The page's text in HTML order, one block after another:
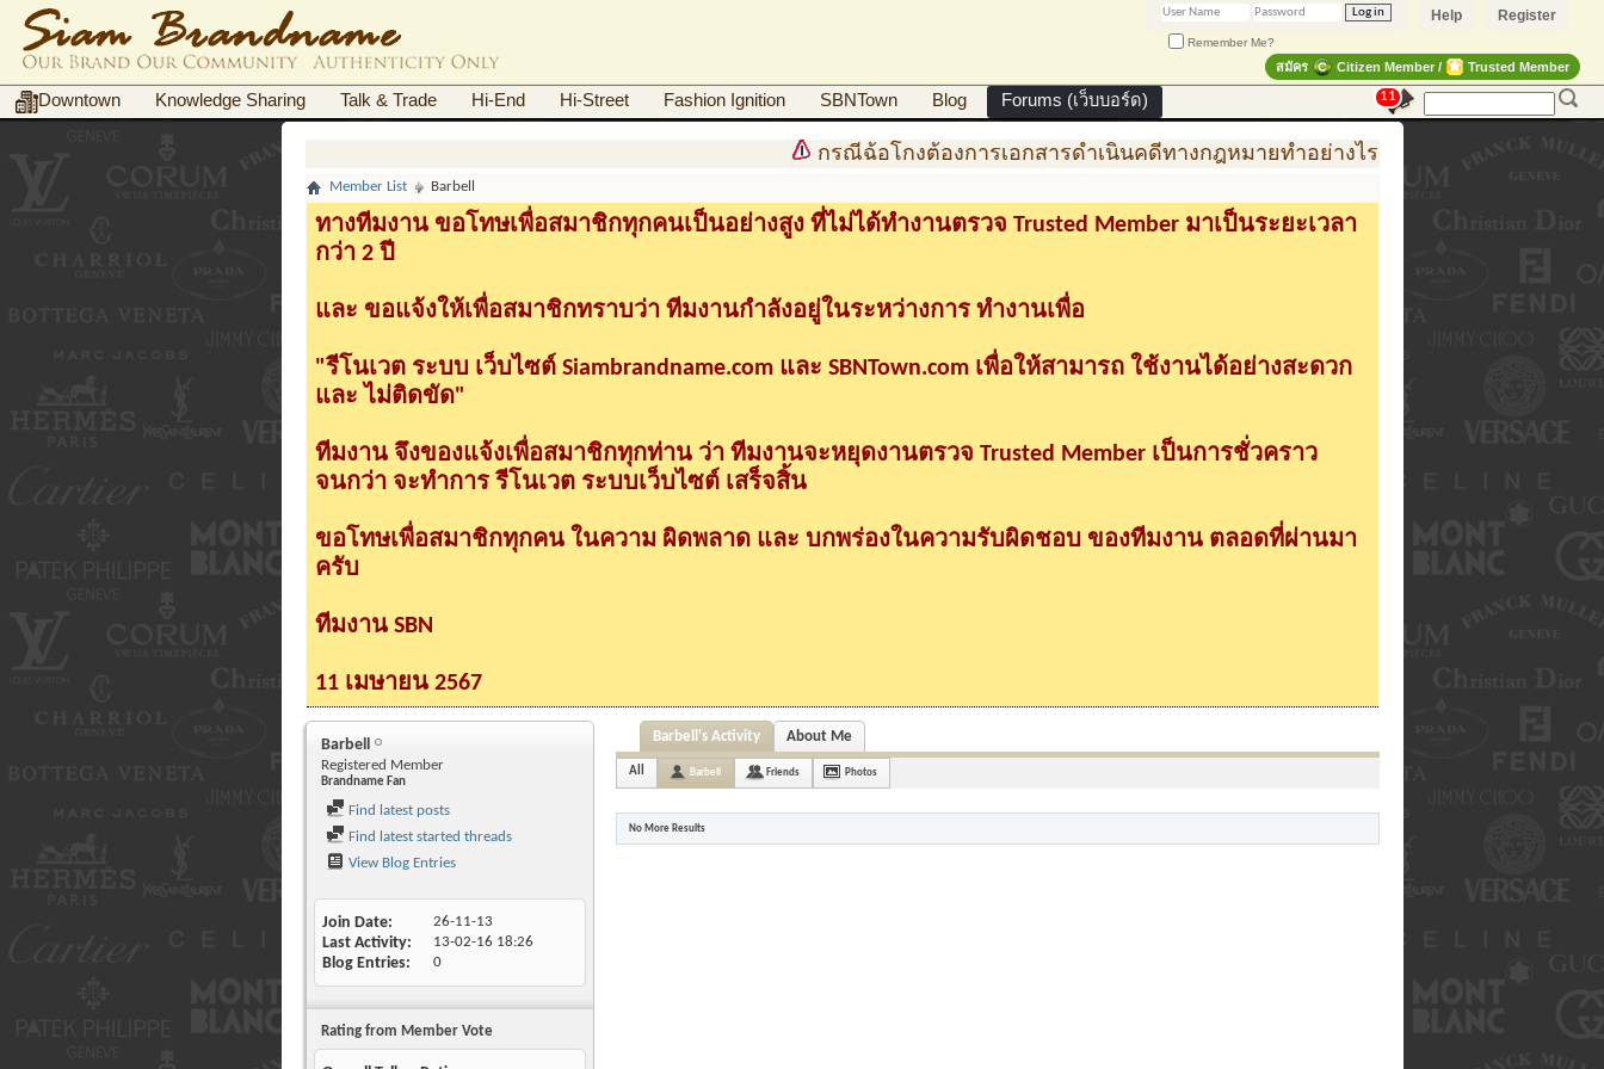
Register
Help
Remember Me?
สมัคร Citizen Member / Trusted Member
Downtown Knowledge Sharing Talk & Trade Hi-End Hi-Street Fashion Ignition SBNTown Blog Forums (เว็บบอร์ด) 11
กรณีฉ้อโกงต้องการเอกสารดำเนินคดีทางกฎหมายทำอย่างไร
Member List Barbell
ทางทีมงาน ขอโทษเพื่อสมาชิกทุกคนเป็นอย่างสูง ที่ไม่ได้ทำงานตรวจ Trusted Member มาเป็นระยะเวลา
กว่า 2 ปี
และ ขอแจ้งให้เพื่อสมาชิกทราบว่า ทีมงานกำลังอยู่ในระหว่างการ ทำงานเพื่อ
"รีโนเวต ระบบ เว็บไซต์ Siambrandname.com และ SBNTown.com เพื่อให้สามารถ ใช้งานได้อย่างสะดวก
และ ไม่ติดขัด"
ทีมงาน จึงของแจ้งเพื่อสมาชิกทุกท่าน ว่า ทีมงานจะหยุดงานตรวจ Trusted Member เป็นการชั่วคราว
จนกว่า จะทำการ รีโนเวต ระบบเว็บไซต์ เสร็จสิ้น
ขอโทษเพื่อสมาชิกทุกคน ในความ ผิดพลาด และ บกพร่องในความรับผิดชอบ ของทีมงาน ตลอดที่ผ่านมา
ครับ
ทีมงาน SBN
11 เมษายน 2567
Barbell
Registered Member
Brandname Fan
Find latest posts
Find latest started threads
View Blog Entries
Join Date 26-11-13
Last Activity 13-02-16 18:26
Blog Entries 0
Rating from Member Vote
Barbell's Activity About Me
All Barbell Friends Photos
No More Results